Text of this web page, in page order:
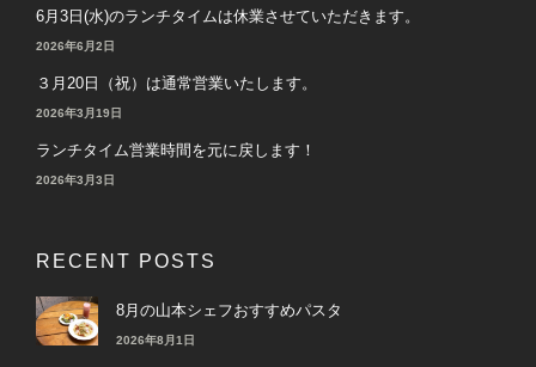
6月3日(水)のランチタイムは休業させていただきます。
2026年6月2日
３月20日（祝）は通常営業いたします。
2026年3月19日
ランチタイム営業時間を元に戻します！
2026年3月3日
RECENT POSTS
8月の山本シェフおすすめパスタ
2026年8月1日